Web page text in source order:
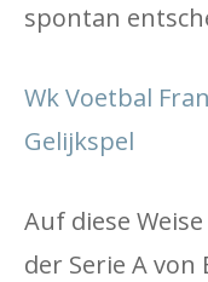
spontan
Wk Voetbal
Gelijkspel
Auf diese
der Serie A